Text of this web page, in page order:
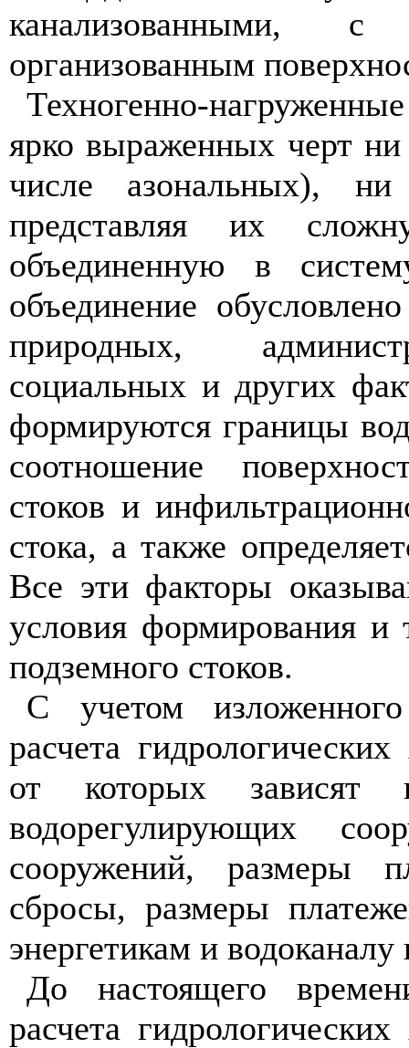
канализованными,
организованным
Техногенно-
ярко выраженных черт
числе азональных), ни
представляя их
объединенную в
объединение
природных,
социальных и других
формируются границы
соотношение
стоков и
стока, а также
Все эти факторы
условия формирования и
подземного стоков.
С учетом изложенного
расчета
от которых зависят
водорегулирующих
сооружений, размеры
сбросы, размеры
энергетикам и водоканалу
До настоящего
расчета